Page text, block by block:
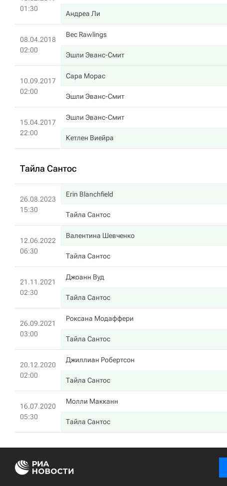
01:30
Андреа Ли
08.04.2018
02:00
Bec Rawlings
Эшли Эванс-Смит
10.09.2017
02:00
Сара Морас
Эшли Эванс-Смит
15.04.2017
22:00
Эшли Эванс-Смит
Кетлен Виейра
Тайла Сантос
26.08.2023
15:30
Erin Blanchfield
Тайла Сантос
12.06.2022
06:30
Валентина Шевченко
Тайла Сантос
21.11.2021
02:30
Джоанн Вуд
Тайла Сантос
26.09.2021
03:00
Роксана Модаффери
Тайла Сантос
20.12.2020
02:00
Джиллиан Робертсон
Тайла Сантос
16.07.2020
05:30
Молли Макканн
Тайла Сантос